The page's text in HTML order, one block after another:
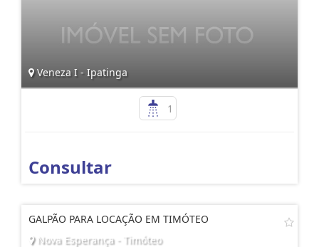
Veneza I - Ipatinga
1
Consultar
GALPÃO PARA LOCAÇÃO EM TIMÓTEO
Nova Esperança - Timóteo